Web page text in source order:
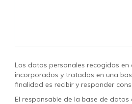
Los datos personales recogidos en
incorporados y tratados en una
finalidad es recibir y responder
El responsable de la base de datos